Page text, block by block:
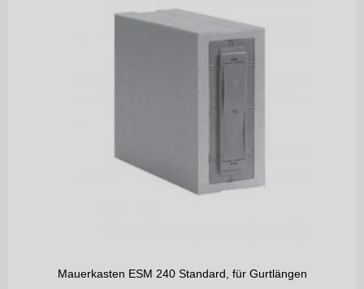
Mauerkasten ESM 240 Standard, für Gurtlängen